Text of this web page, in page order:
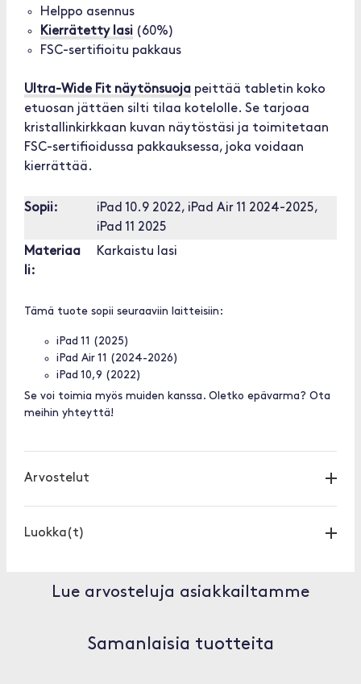
Helppo asennus
Kierrätetty lasi (60%)
FSC-sertifioitu pakkaus
Ultra-Wide Fit näytönsuoja peittää tabletin koko
etuosan jättäen silti tilaa kotelolle. Se tarjoaa
kristallinkirkkaan kuvan näytöstäsi ja toimitetaan
FSC-sertifioidussa pakkauksessa, joka voidaan
kierrättää.
Sopii:
iPad 10.9 2022, iPad Air 11 2024-2025,
iPad 11 2025
Materiaa
li:
Karkaistu lasi
Tämä tuote sopii seuraaviin laitteisiin:
iPad 11 (2025)
iPad Air 11 (2024-2026)
iPad 10,9 (2022)
Se voi toimia myös muiden kanssa. Oletko epävarma? Ota
meihin yhteyttä!
Arvostelut
Luokka(t)
Lue arvosteluja asiakkailtamme
Samanlaisia tuotteita